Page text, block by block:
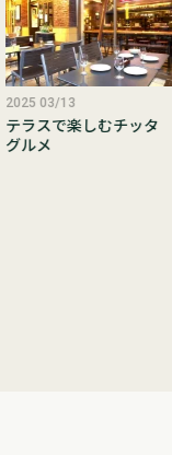
2025 03/13
テラスで楽しむチッタ
グルメ